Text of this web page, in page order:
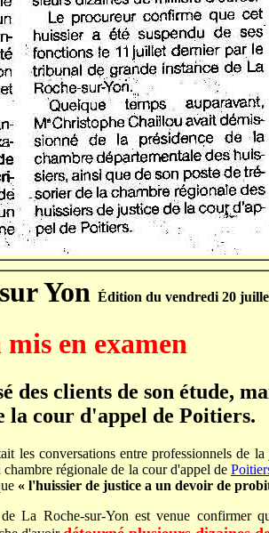
Yon Édition du vendredi 20
en examen
des clients de son étude,
la cour d'appel de Poitiers.
les conversations entre professionnels de
chambre régionale de la cour d'appel de
« l'huissier de justice a un devoir de
La Roche-sur-Yon est venue confirmer